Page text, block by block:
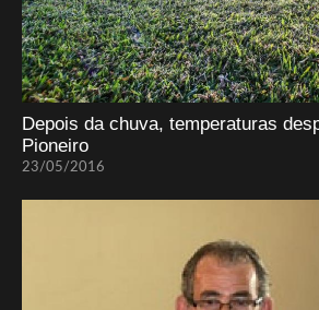
Depois da chuva, temperaturas
Pioneiro
23/05/2016